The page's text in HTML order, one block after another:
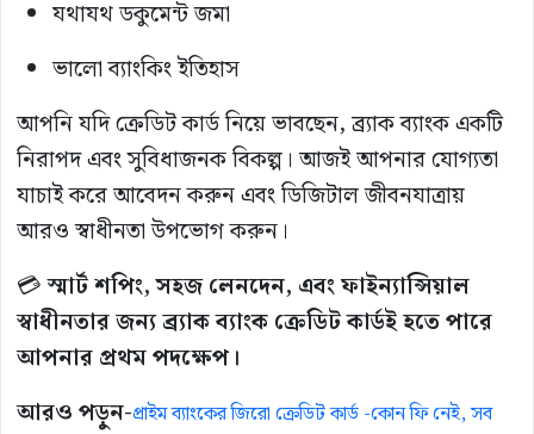
যথাযথ ডকুমেন্ট জমা
ভালো ব্যাংকিং ইতিহাস
আপনি যদি ক্রেডিট কার্ড নিয়ে ভাবছেন, ব্র্যাক ব্যাংক একটি
নিরাপদ এবং সুবিধাজনক বিকল্প। আজই আপনার যোগ্যতা
যাচাই করে আবেদন করুন এবং ডিজিটাল জীবনযাত্রায়
আরও স্বাধীনতা উপভোগ করুন।
💳স্মার্ট শপিং, সহজ লেনদেন, এবং ফাইন্যান্সিয়াল
স্বাধীনতার জন্য ব্র্যাক ব্যাংক ক্রেডিট কার্ডই হতে পারে
আপনার প্রথম পদক্ষেপ।
আরও পড়ুন-প্রাইম ব্যাংকের জিরো ক্রেডিট কার্ড -কোন ফি নেই, সব